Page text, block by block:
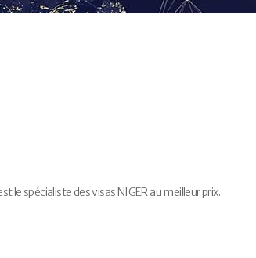
le spécialiste des visas NIGER au meilleur prix.